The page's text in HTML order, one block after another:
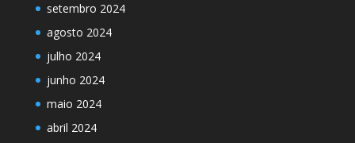
setembro 2024
agosto 2024
julho 2024
junho 2024
maio 2024
abril 2024